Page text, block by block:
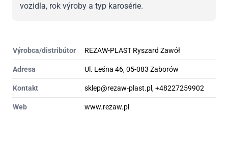
vozidla, rok výroby a typ karosérie.
Výrobca/distribútor REZAW-PLAST Ryszard Zawół
Adresa Ul. Leśna 46, 05-083 Zaborów
Kontakt sklep@rezaw-plast.pl, +48227259902
Web www.rezaw.pl